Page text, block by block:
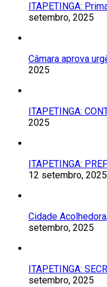
ITAPETINGA:
setembro, 2025
Câmara aprova
2025
ITAPETINGA:
2025
ITAPETINGA:
12 setembro, 2025
Cidade
setembro, 2025
ITAPETINGA:
setembro, 2025